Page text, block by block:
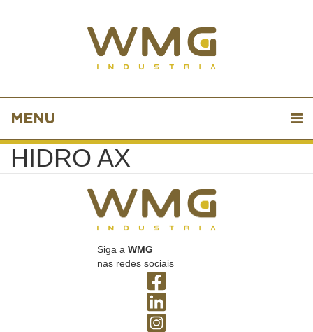
MENU
HIDRO AX
Siga a WMG
nas redes sociais